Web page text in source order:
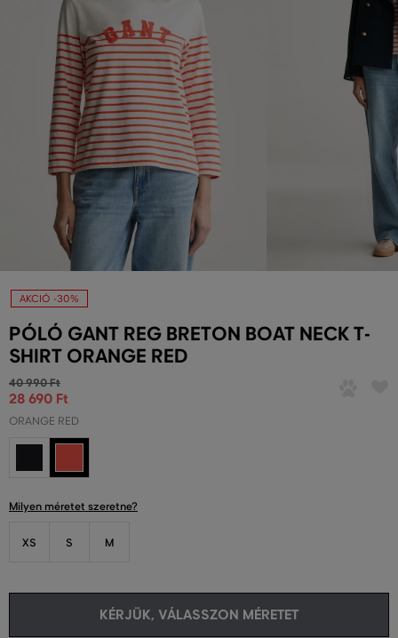
AKCIÓ -30%
PÓLÓ GANT REG BRETON BOAT NECK T-
SHIRT ORANGE RED
40 990 Ft
28 690 Ft
ORANGE RED
Milyen méretet szeretne?
XS S M
KÉRJÜK, VÁLASSZON MÉRETET